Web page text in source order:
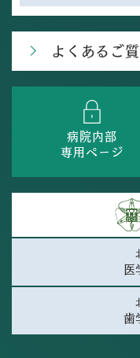
よくあるご
病院内部
専用ページ
医
歯